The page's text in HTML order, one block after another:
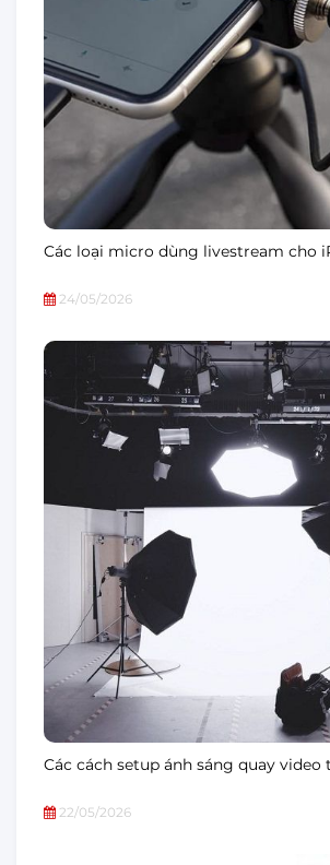
Các loại micro dùng livestream cho
24/05/2026
Các cách setup ánh sáng quay video
22/05/2026